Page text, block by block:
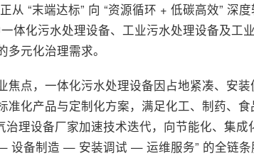
“末端达标” 向 “资源循环 + 低碳高效” 深
体化污水处理设备、工业污水处理设备及工
元化治理需求。
点，一体化污水处理设备因占地紧凑、安
化产品与定制化方案，满足化工、制药、
理设备厂家加速技术迭代，向节能化、集
设备制造 — 安装调试 — 运维服务” 的全链